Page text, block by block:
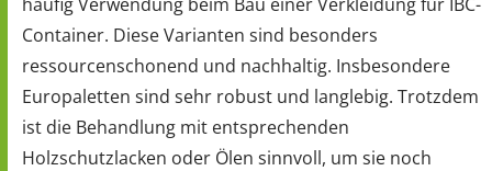
Container. Diese Varianten sind besonders
ressourcenschonend und nachhaltig. Insbesondere
Europaletten sind sehr robust und langlebig. Trotzdem
ist die Behandlung mit entsprechenden
Holzschutzlacken oder Ölen sinnvoll, um sie noch